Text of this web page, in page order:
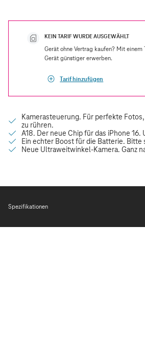
KEIN TARIF WURDE AUSGEWÄHLT
Gerät ohne Vertrag kaufen? Mit einem
Gerät günstiger erwerben.
Tarif hinzufügen
Spezifikationen